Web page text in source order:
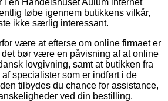
løbe igennem butikkens vilkår,
ikke særlig interessant.
være at efterse om online firmaet er
bør være en påvisning af at online
lovgivning, samt at butikken fra
specialister som er indført i de
tilbydes du chance for assistance,
ved din bestilling.